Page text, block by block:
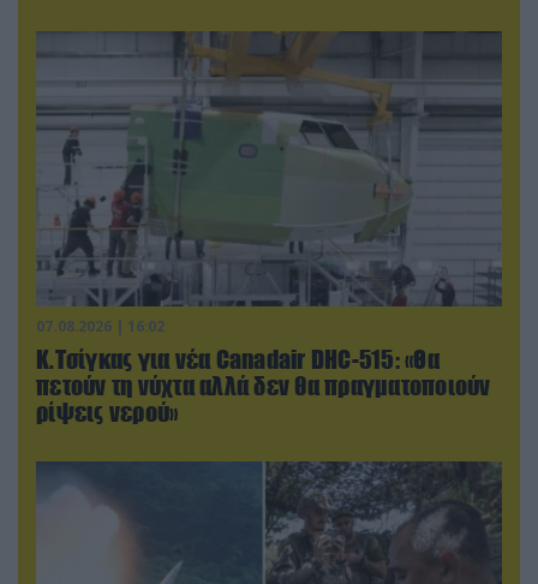
07.08.2026 | 16:02
Κ.Τσίγκας για νέα Canadair DHC-515: «Θα
πετούν τη νύχτα αλλά δεν θα πραγματοποιούν
ρίψεις νερού»